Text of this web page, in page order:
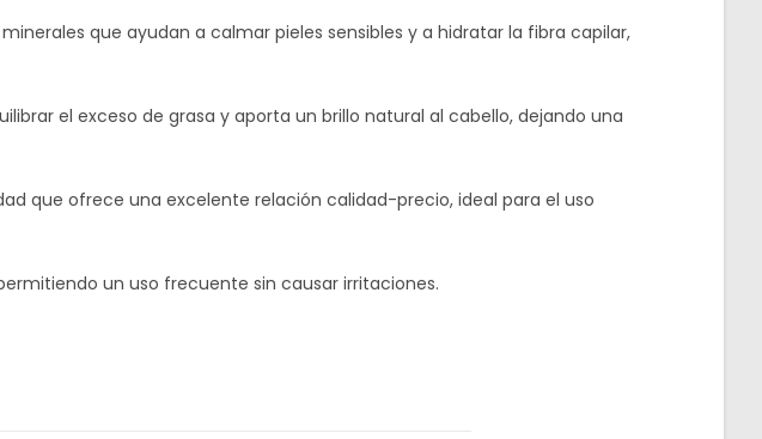
que ayudan a calmar pieles sensibles y a hidratar la fibra capilar,
el exceso de grasa y aporta un brillo natural al cabello, dejando una
que ofrece una excelente relación calidad-precio, ideal para el uso
un uso frecuente sin causar irritaciones.